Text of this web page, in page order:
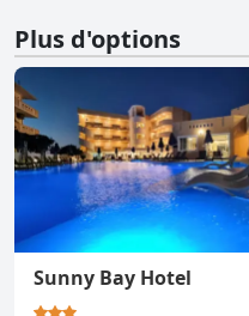
Plus d'options
Sunny Bay Hotel